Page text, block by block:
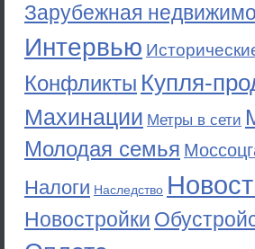
Зарубежная
Интервью
Конфликты Купля-
Махинации Метры в сети
Молодая семья
Налоги Наследство
Новостройки